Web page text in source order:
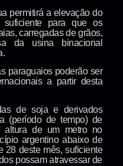
permitirá a elevação do
para que os
carregadas de grãos,
da usina binacional
paraguaios poderão ser
a partir desta
de soja e derivados
(período de tempo) de
altura de um metro no
argentino abaixo de
28 deste mês, suficiente
possam atravessar de